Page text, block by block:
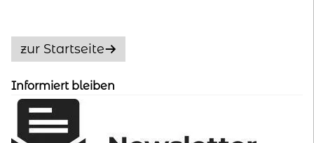
zur Startseite
Informiert bleiben